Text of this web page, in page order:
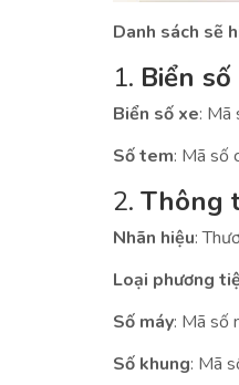
Danh sách sẽ
1. Biển
Biển số xe: Mã
Số tem: Mã số
2. Thông
Nhãn hiệu:
Loại phương
Số máy: Mã số
Số khung: Mã